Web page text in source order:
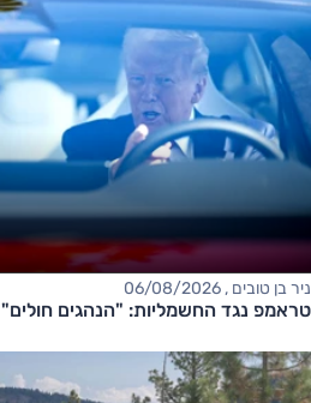
ניר בן טובים , 06/08/2026
טראמפ נגד החשמליות: "הנהגים חולים"